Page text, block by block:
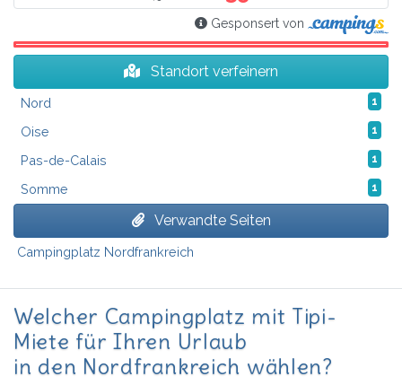
Gesponsert von
Standort verfeinern
Nord 1
Oise 1
Pas-de-Calais 1
Somme 1
Verwandte Seiten
Campingplatz Nordfrankreich
Welcher Campingplatz mit Tipi-
Miete für Ihren Urlaub
in den Nordfrankreich wählen?